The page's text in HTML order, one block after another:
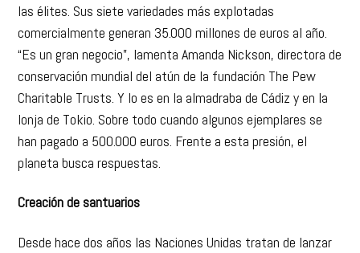
las élites. Sus siete variedades más explotadas
comercialmente generan 35.000 millones de euros al año.
“Es un gran negocio”, lamenta Amanda Nickson, directora de
conservación mundial del atún de la fundación The Pew
Charitable Trusts. Y lo es en la almadraba de Cádiz y en la
lonja de Tokio. Sobre todo cuando algunos ejemplares se
han pagado a 500.000 euros. Frente a esta presión, el
planeta busca respuestas.
Creación de santuarios
Desde hace dos años las Naciones Unidas tratan de lanzar